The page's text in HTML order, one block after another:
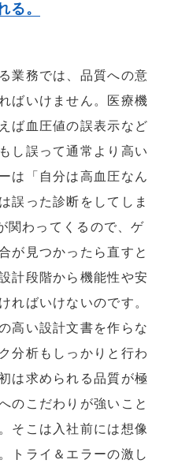
る。
業務では、品質への意
ばいけません。医療機
ば血圧値の誤表示など
し誤って通常より高い
は「自分は高血圧なん
誤った診断をしてしま
関わってくるので、ゲ
が見つかったら直すと
計段階から機能性や安
ればいけないのです。
高い設計文書を作らな
分析もしっかりと行わ
は求められる品質が極
のこだわりが強いこと
そこは入社前には想像
トライ＆エラーの激し